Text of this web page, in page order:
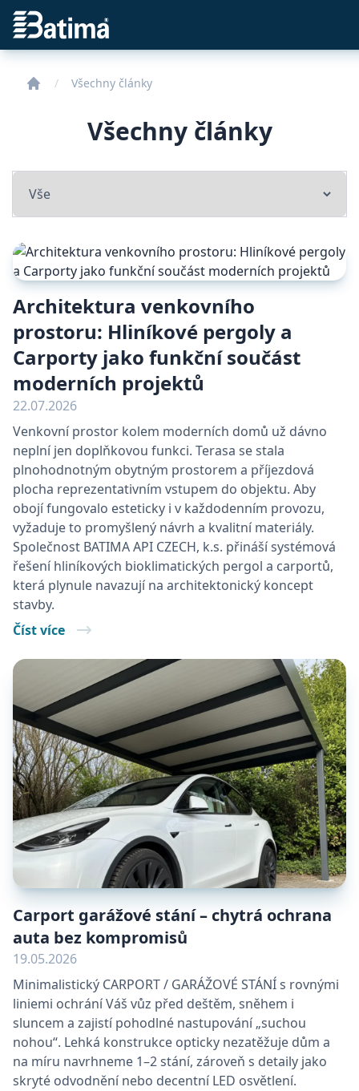
Batima
Všechny články
Všechny články
Architektura venkovního
prostoru: Hliníkové pergoly a
Carporty jako funkční součást
moderních projektů
22.07.2026
Venkovní prostor kolem moderních domů už dávno
neplní jen doplňkovou funkci. Terasa se stala
plnohodnotným obytným prostorem a příjezdová
plocha reprezentativním vstupem do objektu. Aby
obojí fungovalo esteticky i v každodenním provozu,
vyžaduje to promyšlený návrh a kvalitní materiály.
Společnost BATIMA API CZECH, k.s. přináší systémová
řešení hliníkových bioklimatických pergol a carportů,
která plynule navazují na architektonický koncept
stavby.
Číst více
Carport garážové stání – chytrá ochrana
auta bez kompromisů
19.05.2026
Minimalistický CARPORT / GARÁŽOVÉ STÁNÍ s rovnými
liniemi ochrání Váš vůz před deštěm, sněhem i
sluncem a zajistí pohodlné nastupování „suchou
nohou“. Lehká konstrukce opticky nezatěžuje dům a
na míru navrhneme 1–2 stání, zároveň s detaily jako
skryté odvodnění nebo decentní LED osvětlení.